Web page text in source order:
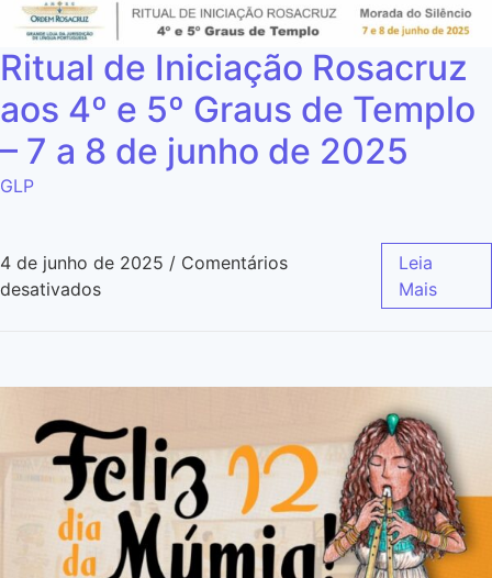
Ritual de Iniciação Rosacruz
aos 4º e 5º Graus de Templo
– 7 a 8 de junho de 2025
GLP
4 de junho de 2025 / Comentários
desativados
Leia
Mais